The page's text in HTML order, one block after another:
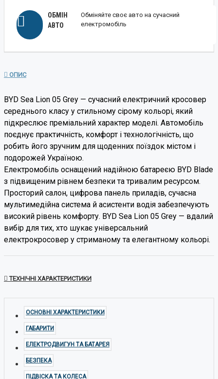
ОБМІН
АВТО
Обміняйте своє авто на сучасний
електромобіль
ОПИС
BYD Sea Lion 05 Grey — сучасний електричний кросовер
середнього класу у стильному сірому кольорі, який
підкреслює преміальний характер моделі. Автомобіль
поєднує практичність, комфорт і технологічність, що
робить його зручним для щоденних поїздок містом і
подорожей Україною.
Електромобіль оснащений надійною батареєю BYD Blade
з підвищеним рівнем безпеки та тривалим ресурсом.
Просторий салон, цифрова панель приладів, сучасна
мультимедійна система й асистенти водія забезпечують
високий рівень комфорту. BYD Sea Lion 05 Grey — вдалий
вибір для тих, хто шукає універсальний
електрокросовер у стриманому та елегантному кольорі.
ТЕХНІЧНІ ХАРАКТЕРИСТИКИ
ОСНОВНІ ХАРАКТЕРИСТИКИ
ГАБАРИТИ
ЕЛЕКТРОДВИГУН ТА БАТАРЕЯ
БЕЗПЕКА
ПІДВІСКА ТА КОЛЕСА